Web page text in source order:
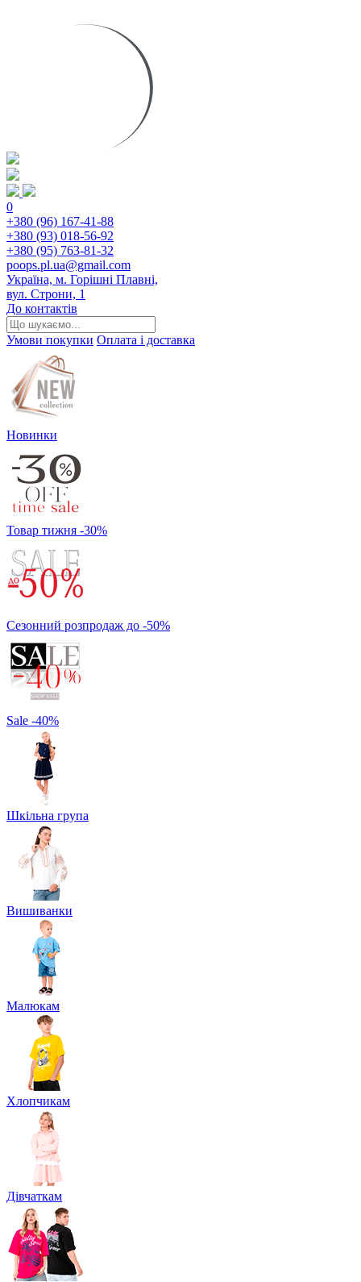
0
+380 (96) 167-41-88
+380 (93) 018-56-92
+380 (95) 763-81-32
poops.pl.ua@gmail.com
Україна, м. Горішні Плавні,
вул. Строни, 1
До контактів
Умови покупки Оплата і доставка
Новинки
Товар тижня -30%
Сезонний розпродаж до -50%
Sale -40%
Шкільна група
Вишиванки
Малюкам
Хлопчикам
Дівчаткам